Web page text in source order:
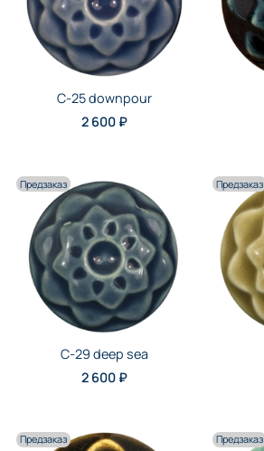
C-25 downpour
2 600 ₽
Предзаказ
C-29 deep sea
2 600 ₽
Предзаказ
Предзаказ Предзаказ